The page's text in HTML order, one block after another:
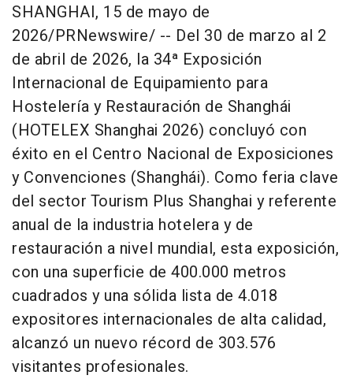
SHANGHAI, 15 de mayo de
2026/PRNewswire/ -- Del 30 de marzo al 2
de abril de 2026, la 34ª Exposición
Internacional de Equipamiento para
Hostelería y Restauración de Shanghái
(HOTELEX Shanghai 2026) concluyó con
éxito en el Centro Nacional de Exposiciones
y Convenciones (Shanghái). Como feria clave
del sector Tourism Plus Shanghai y referente
anual de la industria hotelera y de
restauración a nivel mundial, esta exposición,
con una superficie de 400.000 metros
cuadrados y una sólida lista de 4.018
expositores internacionales de alta calidad,
alcanzó un nuevo récord de 303.576
visitantes profesionales.